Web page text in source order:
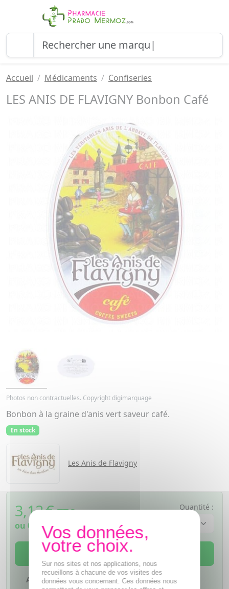
Accueil Médicaments Confiseries
LES ANIS DE FLAVIGNY Bonbon Café
Photos non contractuelles. Copyright digimarquage
Bonbon à la graine d'anis vert saveur café.
En stock
Les Anis de Flavigny
3,12€ TTC
ou 0,78€ si 4 fois sans frais
Quantité :
AJOUTER AU PANIER
Ajouter à mes favoris
Sur nos sites et nos applications, nous
recueillons à chacune de vos visites des
données vous concernant. Ces données nous